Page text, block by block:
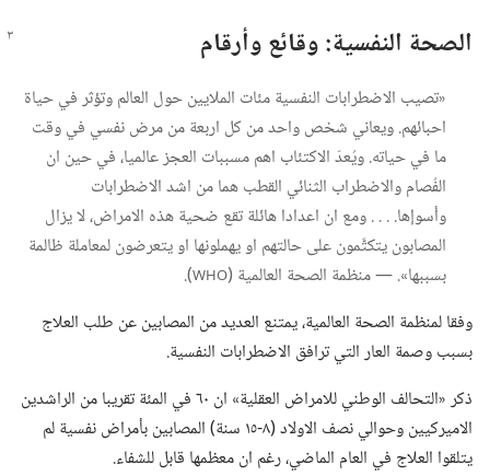
الصحة النفسية:‏ وقائع وأرقام
«تصيب الاضطرابات النفسية مئات الملايين حول العالم وتؤثر في حياة
احبائهم.‏ ويعاني شخص واحد من كل اربعة من مرض نفسي في وقت
ما في حياته.‏ ويُعدّ الاكتئاب اهم مسببات العجز عالميا،‏ في حين ان
الفُصام والاضطراب الثنائي القطب هما من اشد الاضطرابات
وأسوإها.‏ .‏ .‏ .‏ ومع ان اعدادا هائلة تقع ضحية هذه الامراض،‏ لا يزال
المصابون يتكتَّمون على حالتهم او يهملونها او يتعرضون لمعاملة ظالمة
بسببها».‏ —‏ منظمة الصحة العالمية (‏WHO
‏)‏.‏
وفقا لمنظمة الصحة العالمية،‏ يمتنع العديد من المصابين عن طلب العلاج
بسبب وصمة العار التي ترافق الاضطرابات النفسية.‏
ذكر «التحالف الوطني للامراض العقلية» ان ٦٠ في المئة تقريبا من الراشدين
الاميركيين وحوالي نصف الاولاد (‏٨-‏١٥ سنة)‏ المصابين بأمراض نفسية لم
يتلقوا العلاج في العام الماضي،‏ رغم ان معظمها قابل للشفاء.‏